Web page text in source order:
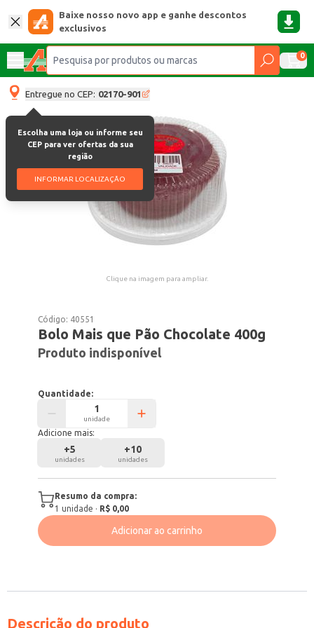
Baixe nosso novo app e ganhe descontos
exclusivos
0
Entregue no CEP: 02170-901
Escolha uma loja ou informe seu
CEP para ver ofertas da sua
região
INFORMAR LOCALIZAÇÃO
Clique na imagem para ampliar.
Código: 40551
Bolo Mais que Pão Chocolate 400g
Produto indisponível
Quantidade:
unidade
Adicione mais:
+5
unidades
+10
unidades
Resumo da compra:
1 unidade · R$ 0,00
Adicionar ao carrinho
Descrição do produto